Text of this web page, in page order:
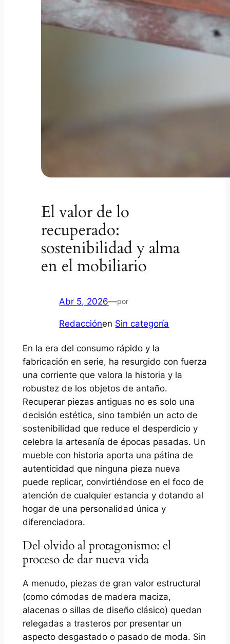
El valor de lo
recuperado:
sostenibilidad y alma
en el mobiliario
Abr 5, 2026—por
Redacciónen Sin categoría
En la era del consumo rápido y la
fabricación en serie, ha resurgido con fuerza
una corriente que valora la historia y la
robustez de los objetos de antaño.
Recuperar piezas antiguas no es solo una
decisión estética, sino también un acto de
sostenibilidad que reduce el desperdicio y
celebra la artesanía de épocas pasadas. Un
mueble con historia aporta una pátina de
autenticidad que ninguna pieza nueva
puede replicar, convirtiéndose en el foco de
atención de cualquier estancia y dotando al
hogar de una personalidad única y
diferenciadora.
Del olvido al protagonismo: el
proceso de dar nueva vida
A menudo, piezas de gran valor estructural
(como cómodas de madera maciza,
alacenas o sillas de diseño clásico) quedan
relegadas a trasteros por presentar un
aspecto desgastado o pasado de moda. Sin